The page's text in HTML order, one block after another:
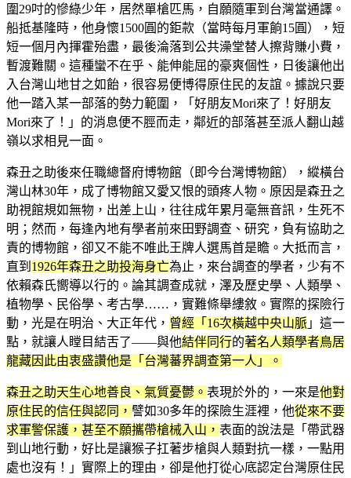
圍29吋的慘綠少年，居然單槍匹馬，自願隨軍到台灣當通譯。
船抵基隆時，他身懷1500圓的鉅款（當時每月軍餉15圓），短
短一個月內揮霍殆盡，最後淪落到公共澡堂替人擦背賺小費，
暫渡難關。這種蠻不在乎、能伸能屈的豪爽個性，日後讓他出
入台灣山地甘之如飴，很容易便博得原住民的友誼。據說只要
他一踏入某一部落的勢力範圍，「好朋友Mori來了！好朋友
Mori來了！」的消息便不脛而走，鄰近的部落甚至派人翻山越
嶺以求相見一面。
森丑之助後來任職總督府博物館（即今台灣博物館），縱橫台
灣山林30年，成了博物館又愛又恨的頭疼人物。原因是森丑之
助視館規如無物，出差上山，往往成年累月毫無音訊，生死不
明；然而，每逢內地有學者前來田野調查、研究，負有協助之
責的博物館，卻又不能不唯此王牌人選馬首是瞻。大抵而言，
直到 1926年森丑之助投海身亡為止，來台調查的學者，少有不
依賴森氏嚮導以行的。論其調查成就，澤及歷史學、人類學、
植物學、民俗學、考古學……，實難條舉縷敘。實際的探險行
動，光是在明治、大正年代， 曾經「16次橫越中央山脈 」這一
點，就讓人瞠目結舌了——與他結伴同行的著名人類學者鳥居
龍藏因此由衷盛讚他是「台灣蕃界調查第一人」。
森丑之助天生心地善良、氣質憂鬱。 表現於外的，一來是他對
原住民的信任與認同， 譬如30多年的探險生涯裡，他從來不要
求軍警保護，甚至不願攜帶槍械入山， 表面的說法是「帶武器
到山地行動，好比是讓猴子扛著步槍與人類對抗一樣，一點用
處也沒有！」實際上的理由，卻是他打從心底認定台灣原住民